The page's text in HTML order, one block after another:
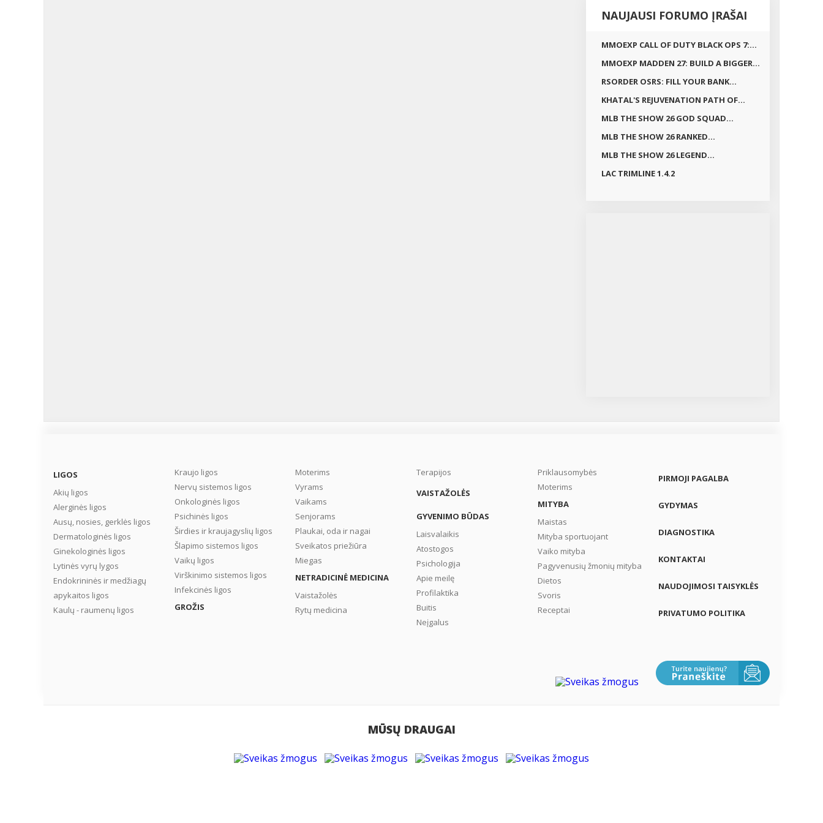
NAUJAUSI FORUMO ĮRAŠAI
MMOEXP CALL OF DUTY BLACK OPS 7:...
MMOEXP MADDEN 27: BUILD A BIGGER...
RSORDER OSRS: FILL YOUR BANK...
KHATAL'S REJUVENATION PATH OF...
MLB THE SHOW 26 GOD SQUAD...
MLB THE SHOW 26 RANKED...
MLB THE SHOW 26 LEGEND...
LAC TRIMLINE 1.4.2
LIGOS
Akių ligos
Alerginės ligos
Ausų, nosies, gerklės ligos
Dermatologinės ligos
Ginekologinės ligos
Lytinės vyrų lygos
Endokrininės ir medžiagų
apykaitos ligos
Kaulų - raumenų ligos
Kraujo ligos
Nervų sistemos ligos
Onkologinės ligos
Psichinės ligos
Širdies ir kraujagyslių ligos
Šlapimo sistemos ligos
Vaikų ligos
Virškinimo sistemos ligos
Infekcinės ligos
GROŽIS
Moterims
Vyrams
Vaikams
Senjorams
Plaukai, oda ir nagai
Sveikatos priežiūra
Miegas
NETRADICINĖ MEDICINA
Vaistažolės
Rytų medicina
Terapijos
VAISTAŽOLĖS
GYVENIMO BŪDAS
Laisvalaikis
Atostogos
Psichologija
Apie meilę
Profilaktika
Buitis
Neįgalus
Priklausomybės
Moterims
MITYBA
Maistas
Mityba sportuojant
Vaiko mityba
Pagyvenusių žmonių mityba
Dietos
Svoris
Receptai
PIRMOJI PAGALBA
GYDYMAS
DIAGNOSTIKA
KONTAKTAI
NAUDOJIMOSI TAISYKLĖS
PRIVATUMO POLITIKA
MŪSŲ DRAUGAI